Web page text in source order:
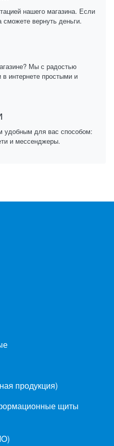
нашего магазина. Если
сможете вернуть деньги.
Мы с радостью
в интернете простыми и
для вас способом:
и мессенджеры.
продукция)
щиты